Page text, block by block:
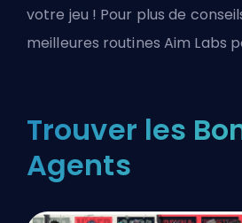
votre jeu ! Pour plus de
meilleures routines Aim Labs
Trouver les
Agents